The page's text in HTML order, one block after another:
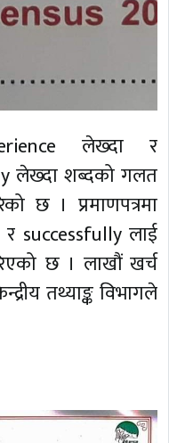
लेख्दा र
लेख्दा शब्दको गलत
छ । प्रमाणपत्रमा
successfully लाई
छ । लाखौं खर्च
तथ्याङ्क विभागले